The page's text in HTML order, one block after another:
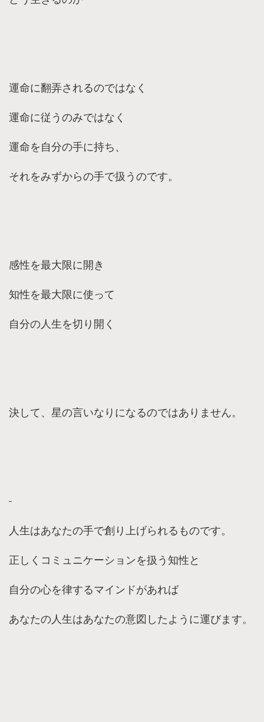
運命に翻弄されるのではなく
運命に従うのみではなく
運命を自分の手に持ち、
それをみずからの手で扱うのです。
感性を最大限に開き
知性を最大限に使って
自分の人生を切り開く
決して、星の言いなりになるのではありません。
人生はあなたの手で創り上げられるものです。
正しくコミュニケーションを扱う知性と
自分の心を律するマインドがあれば
あなたの人生はあなたの意図したように運びます。